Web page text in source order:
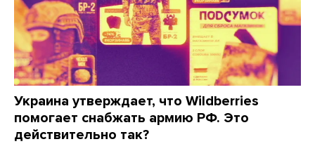
Украина утверждает, что Wildberries
помогает снабжать армию РФ. Это
действительно так?